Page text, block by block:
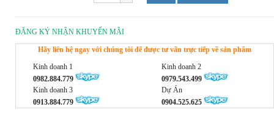
ĐĂNG KÝ NHẬN KHUYẾN MÃI
Hãy liên hệ ngay với chúng tôi để được tư vấn trực tiếp về sản phẩm
Kinh doanh 1
0982.884.779
Kinh doanh 2
0979.543.499
Kinh doanh 3
0913.884.779
Dự Án
0904.525.625